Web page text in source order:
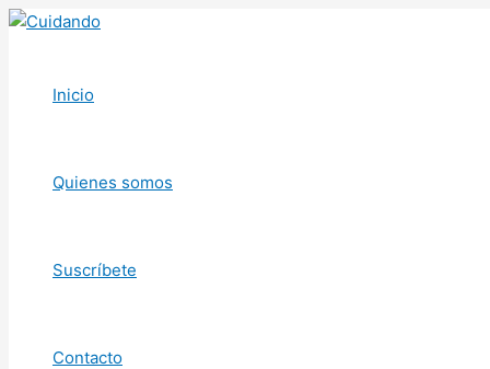
Ir
Inicio
Quienes somos
Suscríbete
Contacto